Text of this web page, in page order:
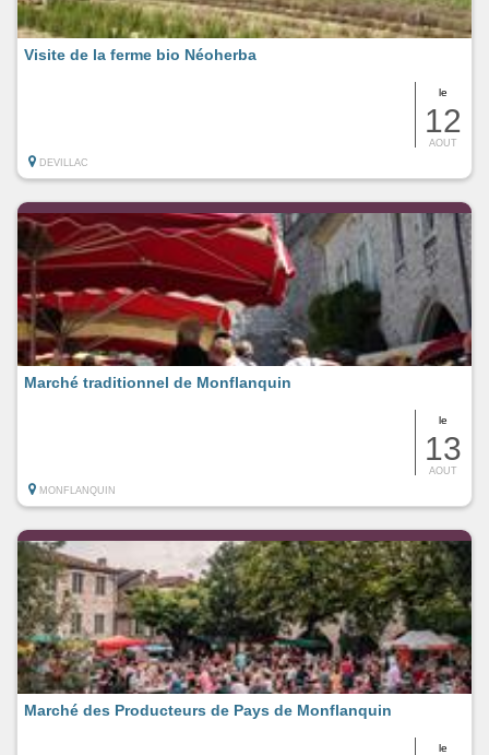
le
12
AOUT
Visite de la ferme bio Néoherba
DEVILLAC
le
13
AOUT
Marché traditionnel de Monflanquin
MONFLANQUIN
le
Marché des Producteurs de Pays de Monflanquin